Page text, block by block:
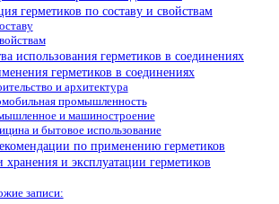
герметиков по составу и свойствам
использования герметиков в соединениях
герметиков в соединениях
и архитектура
промышленность
и машиностроение
и бытовое использование
по применению герметиков
хранения и эксплуатации герметиков
записи: